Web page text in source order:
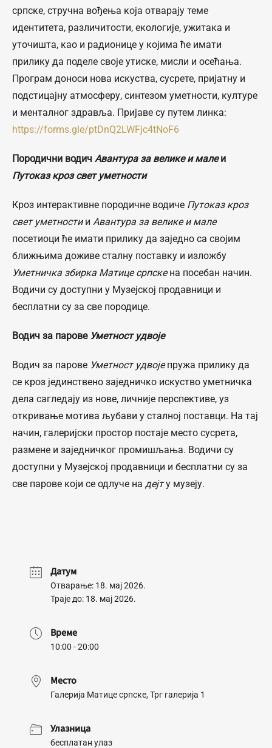
српске, стручна вођења која отварају теме
идентитета, различитости, екологије, ужитака и
уточишта, као и радионице у којима ће имати
прилику да поделе своје утиске, мисли и осећања.
Програм доноси нова искуства, сусрете, пријатну и
подстицајну атмосферу, синтезом уметности, културе
и менталног здравља. Пријаве су путем линка:
https://forms.gle/ptDnQ2LWFjc4tNoF6
Породични водич Авантура за велике и малеи
Путоказ кроз свет уметности
Кроз интерактивне породичне водиче Путоказ кроз
свет уметностии Авантура за велике и мале
посетиоци ће имати прилику да заједно са својим
ближњима доживе сталну поставку и изложбу
Уметничка збирка Матице српскена посебан начин.
Водичи су доступни у Музејској продавници и
бесплатни су за све породице.
Водич за парове Уметност удвоје
Водич за парове Уметност удвојепружа прилику да
се кроз јединствено заједничко искуство уметничка
дела сагледају из нове, личније перспективе, уз
откривање мотива љубави у сталној поставци. На тај
начин, галеријски простор постаје место сусрета,
размене и заједничког промишљања. Водичи су
доступни у Музејској продавници и бесплатни су за
све парове који се одлуче на дејту музеју.
Датум
Отварање: 18. мај 2026.
Траје до: 18. мај 2026.
Време
10:00 - 20:00
Место
Галерија Матице српске, Трг галерија 1
Улазница
бесплатан улаз